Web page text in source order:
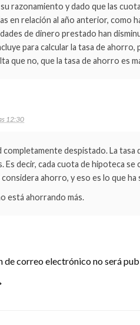
razonamiento y dado que las
en relación al año anterior, como
de dinero prestado han
para calcular la tasa de
que no, que la tasa de ahorro es
12:30
completamente despistado. La
Es decir, cada cuota de hipoteca
ahorro, y eso es lo que ha
está ahorrando más.
de correo electrónico no será